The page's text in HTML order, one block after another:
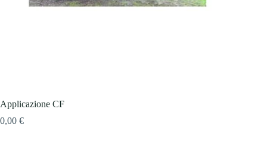
Περιγράψτε μας πιο αναλυτικά
Applicazione CF
0,00 €